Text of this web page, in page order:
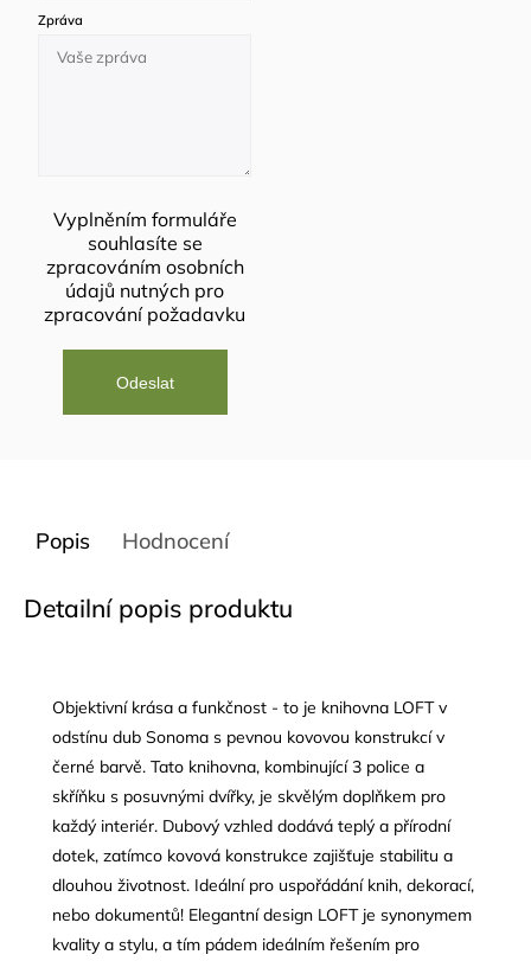
Zpráva
Vyplněním formuláře
souhlasíte se
zpracováním osobních
údajů nutných pro
zpracování požadavku
Popis Hodnocení
Detailní popis produktu
Objektivní krása a funkčnost - to je knihovna LOFT v
odstínu dub Sonoma s pevnou kovovou konstrukcí v
černé barvě. Tato knihovna, kombinující 3 police a
skříňku s posuvnými dvířky, je skvělým doplňkem pro
každý interiér. Dubový vzhled dodává teplý a přírodní
dotek, zatímco kovová konstrukce zajišťuje stabilitu a
dlouhou životnost. Ideální pro uspořádání knih, dekorací,
nebo dokumentů! Elegantní design LOFT je synonymem
kvality a stylu, a tím pádem ideálním řešením pro